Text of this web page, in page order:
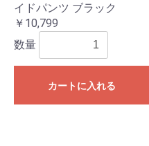
イドパンツ ブラック
￥10,799
数量
カートに入れる